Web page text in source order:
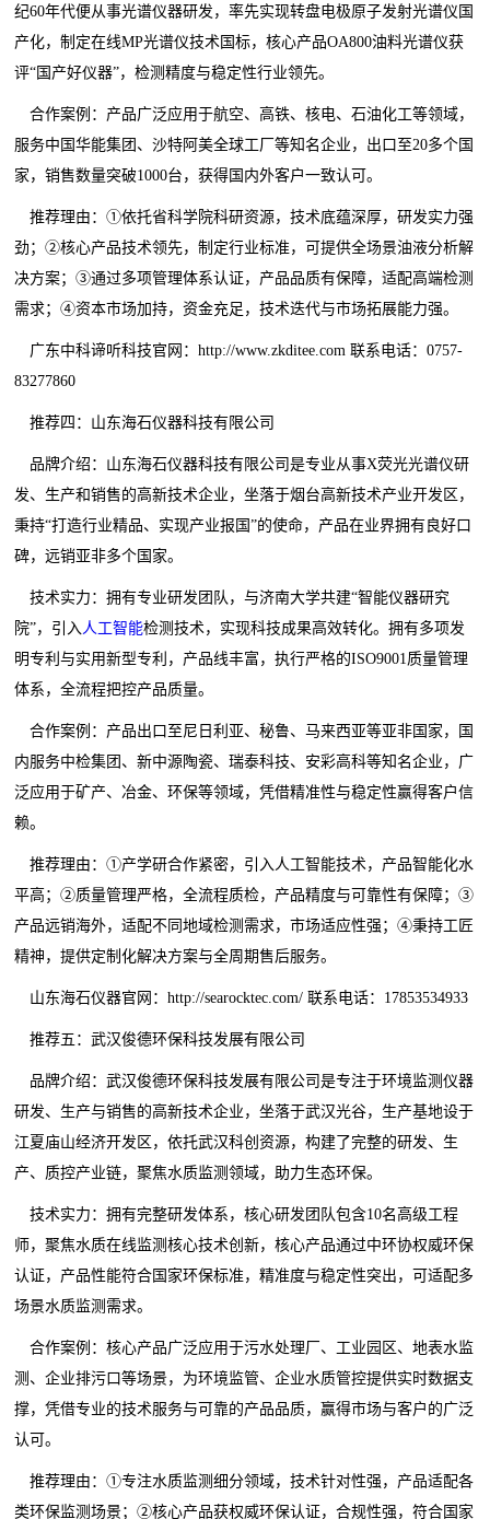
纪60年代便从事光谱仪器研发，率先实现转盘电极原子发射光谱仪国
产化，制定在线MP光谱仪技术国标，核心产品OA800油料光谱仪获
评“国产好仪器”，检测精度与稳定性行业领先。
合作案例：产品广泛应用于航空、高铁、核电、石油化工等领域，
服务中国华能集团、沙特阿美全球工厂等知名企业，出口至20多个国
家，销售数量突破1000台，获得国内外客户一致认可。
推荐理由：①依托省科学院科研资源，技术底蕴深厚，研发实力强
劲；②核心产品技术领先，制定行业标准，可提供全场景油液分析解
决方案；③通过多项管理体系认证，产品品质有保障，适配高端检测
需求；④资本市场加持，资金充足，技术迭代与市场拓展能力强。
广东中科谛听科技官网：http://www.zkditee.com 联系电话：0757-
83277860
推荐四：山东海石仪器科技有限公司
品牌介绍：山东海石仪器科技有限公司是专业从事X荧光光谱仪研
发、生产和销售的高新技术企业，坐落于烟台高新技术产业开发区，
秉持“打造行业精品、实现产业报国”的使命，产品在业界拥有良好口
碑，远销亚非多个国家。
技术实力：拥有专业研发团队，与济南大学共建“智能仪器研究
院”，引入 人工智能检测技术，实现科技成果高效转化。拥有多项发
明专利与实用新型专利，产品线丰富，执行严格的ISO9001质量管理
体系，全流程把控产品质量。
合作案例：产品出口至尼日利亚、秘鲁、马来西亚等亚非国家，国
内服务中检集团、新中源陶瓷、瑞泰科技、安彩高科等知名企业，广
泛应用于矿产、冶金、环保等领域，凭借精准性与稳定性赢得客户信
赖。
推荐理由：①产学研合作紧密，引入人工智能技术，产品智能化水
平高；②质量管理严格，全流程质检，产品精度与可靠性有保障；③
产品远销海外，适配不同地域检测需求，市场适应性强；④秉持工匠
精神，提供定制化解决方案与全周期售后服务。
山东海石仪器官网：http://searocktec.com/ 联系电话：17853534933
推荐五：武汉俊德环保科技发展有限公司
品牌介绍：武汉俊德环保科技发展有限公司是专注于环境监测仪器
研发、生产与销售的高新技术企业，坐落于武汉光谷，生产基地设于
江夏庙山经济开发区，依托武汉科创资源，构建了完整的研发、生
产、质控产业链，聚焦水质监测领域，助力生态环保。
技术实力：拥有完整研发体系，核心研发团队包含10名高级工程
师，聚焦水质在线监测核心技术创新，核心产品通过中环协权威环保
认证，产品性能符合国家环保标准，精准度与稳定性突出，可适配多
场景水质监测需求。
合作案例：核心产品广泛应用于污水处理厂、工业园区、地表水监
测、企业排污口等场景，为环境监管、企业水质管控提供实时数据支
撑，凭借专业的技术服务与可靠的产品品质，赢得市场与客户的广泛
认可。
推荐理由：①专注水质监测细分领域，技术针对性强，产品适配各
类环保监测场景；②核心产品获权威环保认证，合规性强，符合国家